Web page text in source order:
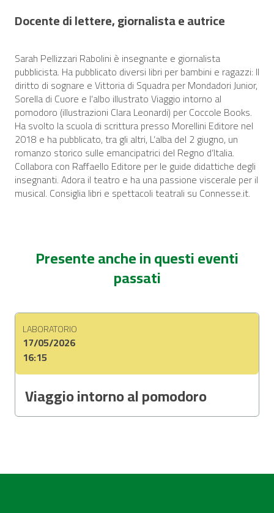
Docente di lettere, giornalista e autrice
Sarah Pellizzari Rabolini è insegnante e giornalista
pubblicista. Ha pubblicato diversi libri per bambini e ragazzi: Il
diritto di sognare eVittoria di Squadraper Mondadori Junior,
Sorella di Cuore e l’albo illustratoViaggio intorno al
pomodoro (illustrazioni Clara Leonardi) per Coccole Books.
Ha svolto la scuola di scrittura presso Morellini Editore nel
2018 e ha pubblicato, tra gli altri, L’alba del 2 giugno, un
romanzo storico sulle emancipatrici del Regno d’Italia.
Collabora con Raffaello Editore per le guide didattiche degli
insegnanti. Adora il teatro e ha una passione viscerale per il
musical. Consiglia libri e spettacoli teatrali su Connesse.it.
Presente anche in questi eventi
passati
LABORATORIO
17/05/2026
16:15
Viaggio intorno al pomodoro